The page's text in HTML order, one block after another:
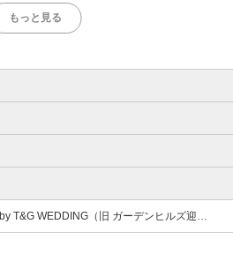
もっと見る
ニーズさいたま新都心 by T&G WEDDING（旧 ガーデンヒルズ迎賓館 大宮）